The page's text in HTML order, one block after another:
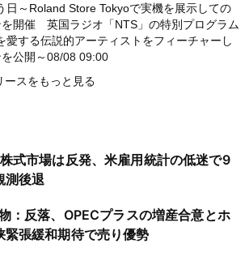
日～Roland Store Tokyoで実機を展示しての
開催 英国ラジオ「NTS」の特別プログラム
愛する伝説的アーティストをフィーチャーし
公開～08/08 09:00
ースをもっと見る
式市場は反発、米雇用統計の低迷で9
測後退
：反落、OPECプラスの増産合意とホ
緊張緩和期待で売り優勢